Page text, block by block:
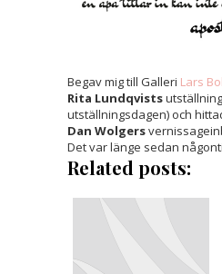
Begav mig till Galleri Lars
Rita Lundqvists
utställningsdagen) och
Dan Wolgers
Det var länge sedan
Related posts: